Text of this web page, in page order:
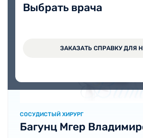
Выбрать врача
ЗАКАЗАТЬ СПРАВКУ ДЛЯ
СОСУДИСТЫЙ ХИРУРГ
Багунц Мгер